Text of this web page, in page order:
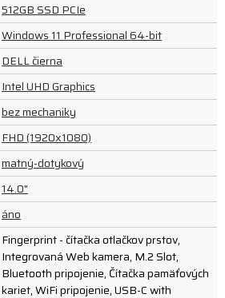
512GB SSD PCIe
Windows 11 Professional 64-bit
DELL čierna
Intel UHD Graphics
bez mechaniky
FHD (1920x1080)
matný-dotykový
14.0"
áno
Fingerprint - čítačka otlačkov prstov,
Integrovaná Web kamera, M.2 Slot,
Bluetooth pripojenie, Čítačka pamäťových
kariet, WiFi pripojenie, USB-C with